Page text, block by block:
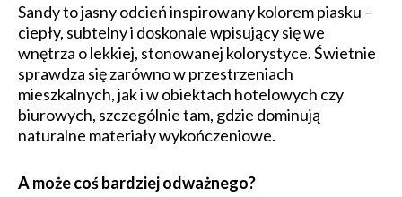
Sandy to jasny odcień inspirowany kolorem piasku –
ciepły, subtelny i doskonale wpisujący się we
wnętrza o lekkiej, stonowanej kolorystyce. Świetnie
sprawdza się zarówno w przestrzeniach
mieszkalnych, jak i w obiektach hotelowych czy
biurowych, szczególnie tam, gdzie dominują
naturalne materiały wykończeniowe.
A może coś bardziej odważnego?